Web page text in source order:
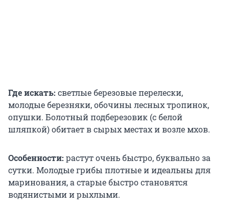
Где искать: светлые березовые перелески,
молодые березняки, обочины лесных тропинок,
опушки. Болотный подберезовик (с белой
шляпкой) обитает в сырых местах и возле мхов.
Особенности: растут очень быстро, буквально за
сутки. Молодые грибы плотные и идеальны для
маринования, а старые быстро становятся
водянистыми и рыхлыми.